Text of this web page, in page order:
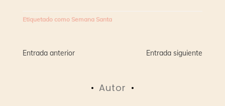
Etiquetado como Semana Santa
Navegación
entradas
Entrada anterior Entrada siguiente
Autor